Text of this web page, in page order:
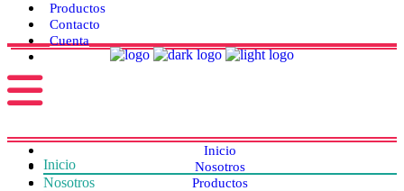
Productos
Contacto
Cuenta
Inicio
Nosotros
Productos
Inicio
Nosotros